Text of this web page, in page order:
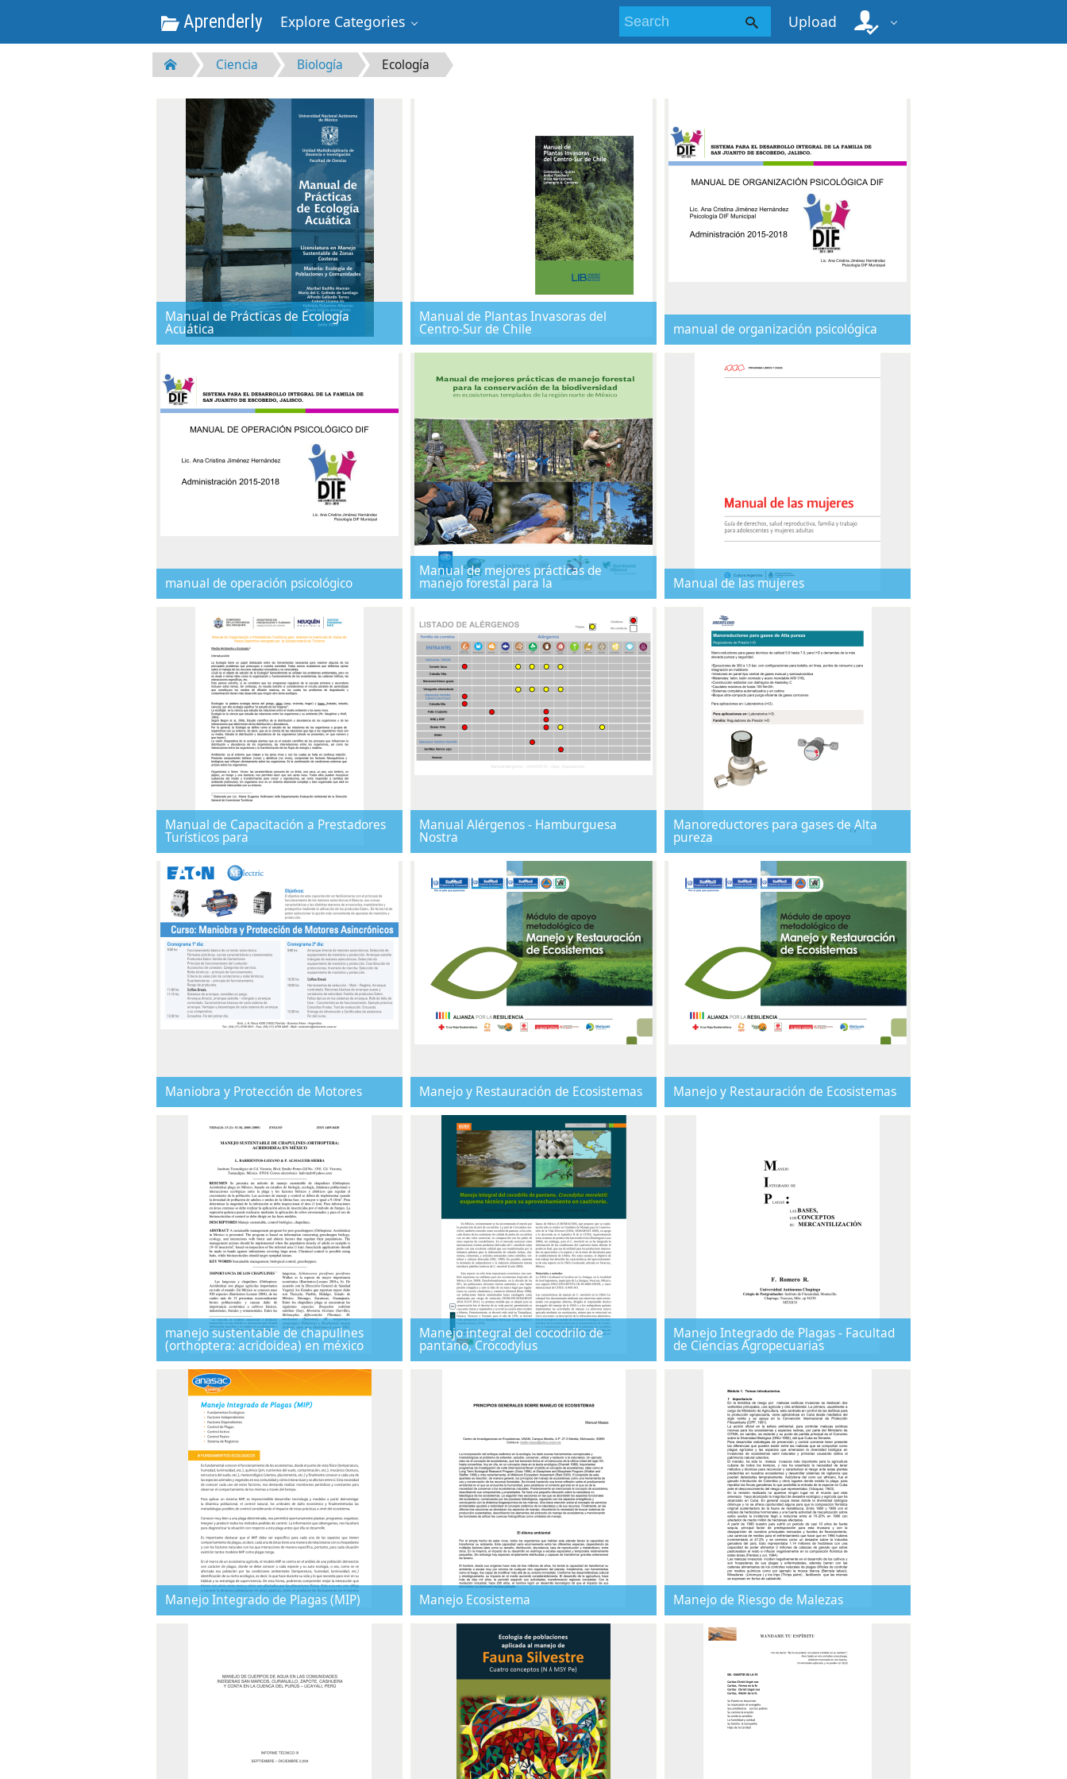
Aprenderly Explore Categories Upload
Ciencia Biología Ecología
Manual de Prácticas de Ecología
Acuática
Manual de Plantas Invasoras del
Centro-Sur de Chile manual de organización psicológica
manual de operación psicológico
Manual de mejores prácticas de
manejo forestal para la Manual de las mujeres
Manual de Capacitación a Prestadores
Turísticos para
Manual Alérgenos - Hamburguesa
Nostra
Manoreductores para gases de Alta
pureza
Maniobra y Protección de Motores Manejo y Restauración de Ecosistemas Manejo y Restauración de Ecosistemas
manejo sustentable de chapulines
(orthoptera: acridoidea) en méxico
Manejo integral del cocodrilo de
pantano, Crocodylus
Manejo Integrado de Plagas - Facultad
de Ciencias Agropecuarias
Manejo Integrado de Plagas (MIP) Manejo Ecosistema Manejo de Riesgo de Malezas